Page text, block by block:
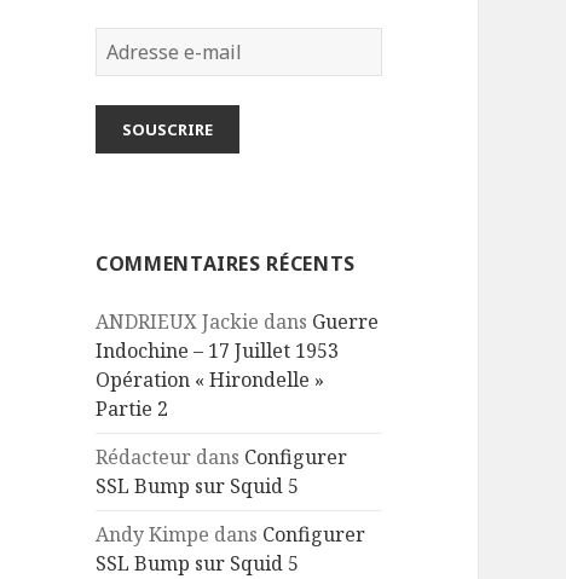
Adresse
e-
mail
SOUSCRIRE
COMMENTAIRES RÉCENTS
ANDRIEUX Jackie dans Guerre
Indochine – 17 Juillet 1953
Opération « Hirondelle »
Partie 2
Rédacteur dans Configurer
SSL Bump sur Squid 5
Andy Kimpe dans Configurer
SSL Bump sur Squid 5